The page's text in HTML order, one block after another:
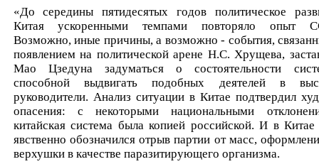
«До середины пятидесятых годов политическое
Китая ускоренными темпами повторяло опыт
Возможно, иные причины, а возможно - события,
появлением на политической арене Н.С. Хрущева,
Мао Цзедуна задуматься о состоятельности
способной выдвигать подобных деятелей в
руководители. Анализ ситуации в Китае подтвердил
опасения: с некоторыми национальными
китайская система была копией российской. И в
явственно обозначился отрыв партии от масс,
верхушки в качестве паразитирующего организма.